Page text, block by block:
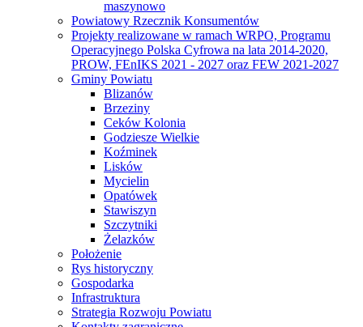
maszynowo
Powiatowy Rzecznik Konsumentów
Projekty realizowane w ramach WRPO, Programu
Operacyjnego Polska Cyfrowa na lata 2014-2020,
PROW, FEnIKS 2021 - 2027 oraz FEW 2021-2027
Gminy Powiatu
Blizanów
Brzeziny
Ceków Kolonia
Godziesze Wielkie
Koźminek
Lisków
Mycielin
Opatówek
Stawiszyn
Szczytniki
Żelazków
Położenie
Rys historyczny
Gospodarka
Infrastruktura
Strategia Rozwoju Powiatu